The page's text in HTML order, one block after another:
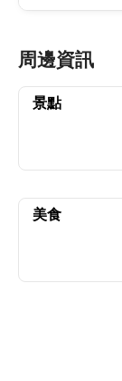
周邊資訊
景點
美食